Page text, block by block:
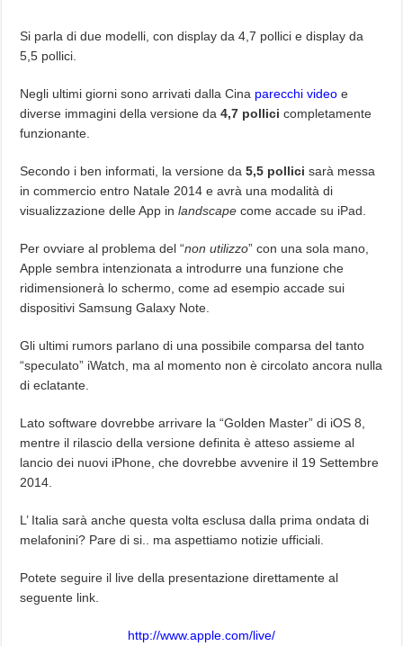
Si parla di due modelli, con display da 4,7 pollici e display da
5,5 pollici.
Negli ultimi giorni sono arrivati dalla Cina parecchi video e
diverse immagini della versione da4,7 pollici completamente
funzionante.
Secondo i ben informati, la versione da5,5 pollici sarà messa
in commercio entro Natale 2014 e avrà una modalità di
visualizzazione delle App inlandscape come accade su iPad.
Per ovviare al problema del “non utilizzo” con una sola mano,
Apple sembra intenzionata a introdurre una funzione che
ridimensionerà lo schermo, come ad esempio accade sui
dispositivi Samsung Galaxy Note.
Gli ultimi rumors parlano di una possibile comparsa del tanto
“speculato” iWatch, ma al momento non è circolato ancora nulla
di eclatante.
Lato software dovrebbe arrivare la “Golden Master” di iOS 8,
mentre il rilascio della versione definita è atteso assieme al
lancio dei nuovi iPhone, che dovrebbe avvenire il 19 Settembre
2014.
L’ Italia sarà anche questa volta esclusa dalla prima ondata di
melafonini? Pare di si.. ma aspettiamo notizie ufficiali.
Potete seguire il live della presentazione direttamente al
seguente link.
http://www.apple.com/live/